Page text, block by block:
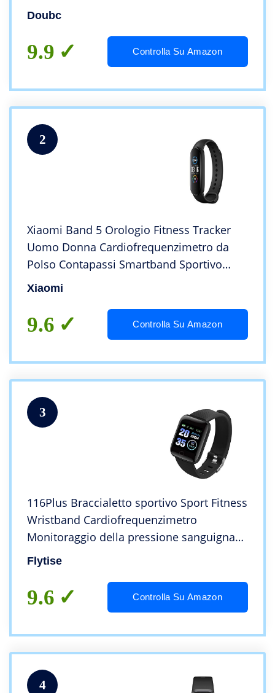
Tracker Impermeabile IP68 Orologio
Cronometro Contapassi
Doubc
9.9 Controlla Su Amazon
2
Xiaomi Band 5 Orologio Fitness Tracker
Uomo Donna Cardiofrequenzimetro da
Polso Contapassi Smartband Sportivo
Activity Tracker Versione Globale
Xiaomi
9.6 Controlla Su Amazon
3
116Plus Braccialetto sportivo Sport Fitness
Wristband Cardiofrequenzimetro
Monitoraggio della pressione sanguigna
Pedometro
Flytise
9.6 Controlla Su Amazon
4